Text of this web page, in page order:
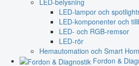
LED-lampor och
LED-komponenter och
LED- och RGB-remsor
LED-rör
Hemautomation och Smart
Fordon &